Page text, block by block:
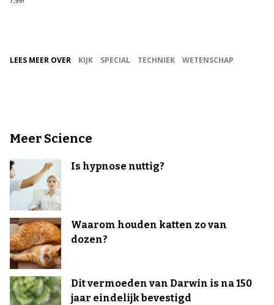
LEES MEER OVER KIJK SPECIAL TECHNIEK WETENSCHAP
Meer Science
Is hypnose nuttig?
Waarom houden katten zo van
dozen?
Dit vermoeden van Darwin is na 150
jaar eindelijk bevestigd